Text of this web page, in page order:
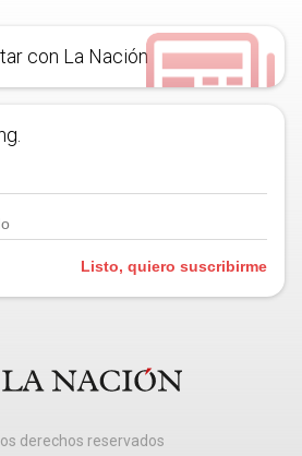
con La Nación
Listo, quiero suscribirme
derechos reservados